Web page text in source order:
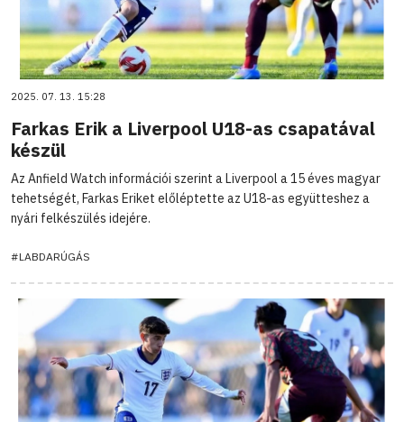
2025. 07. 13. 15:28
Farkas Erik a Liverpool U18-as csapatával
készül
Az Anfield Watch információi szerint a Liverpool a 15 éves magyar
tehetségét, Farkas Eriket előléptette az U18-as együtteshez a
nyári felkészülés idejére.
#LABDARÚGÁS